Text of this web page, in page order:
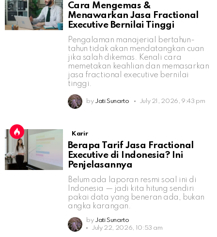
Cara Mengemas &
Menawarkan Jasa Fractional
Executive Bernilai Tinggi
Pengalaman manajerial bertahun-
tahun tidak akan mendatangkan cuan
jika salah dikemas. Kenali cara
memetakan keahlian dan memasarkan
jasa fractional executive bernilai
tinggi.
by Jati Sunarto July 21, 2026, 9:43 pm
Karir
Berapa Tarif Jasa Fractional
Executive di Indonesia? Ini
Penjelasannya
Belum ada laporan resmi soal ini di
Indonesia — jadi kita hitung sendiri
pakai data yang beneran ada, bukan
angka karangan.
by Jati Sunarto
July 22, 2026, 10:53 am